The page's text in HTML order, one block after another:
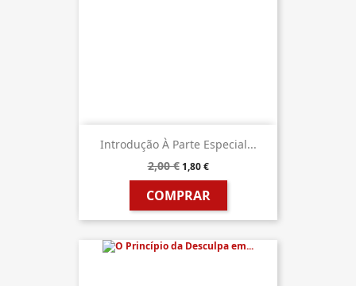
Introdução À Parte Especial...
2,00 € 1,80 €
COMPRAR